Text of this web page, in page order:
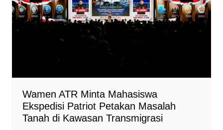
Wamen ATR Minta Mahasiswa
Ekspedisi Patriot Petakan Masalah
Tanah di Kawasan Transmigrasi